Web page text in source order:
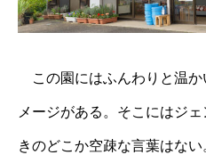
この園にはふんわりと温か
メージがある。そこにはジ
きのどこか空疎な言葉はない